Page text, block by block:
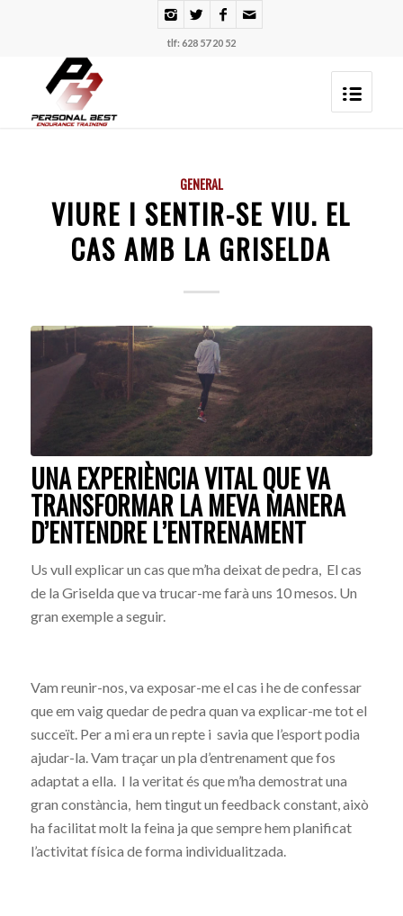
tlf: 628 57 20 52
GENERAL
VIURE I SENTIR-SE VIU. EL
CAS AMB LA GRISELDA
UNA EXPERIÈNCIA VITAL QUE VA
TRANSFORMAR LA MEVA MANERA
D’ENTENDRE L’ENTRENAMENT
Us vull explicar un cas que m’ha deixat de pedra, El cas
de la Griselda que va trucar-me farà uns 10 mesos. Un
gran exemple a seguir.
Vam reunir-nos, va exposar-me el cas i he de confessar
que em vaig quedar de pedra quan va explicar-me tot el
succeït. Per a mi era un repte i savia que l’esport podia
ajudar-la. Vam traçar un pla d’entrenament que fos
adaptat a ella. I la veritat és que m’ha demostrat una
gran constància, hem tingut un feedback constant, això
ha facilitat molt la feina ja que sempre hem planificat
l’activitat física de forma individualitzada.